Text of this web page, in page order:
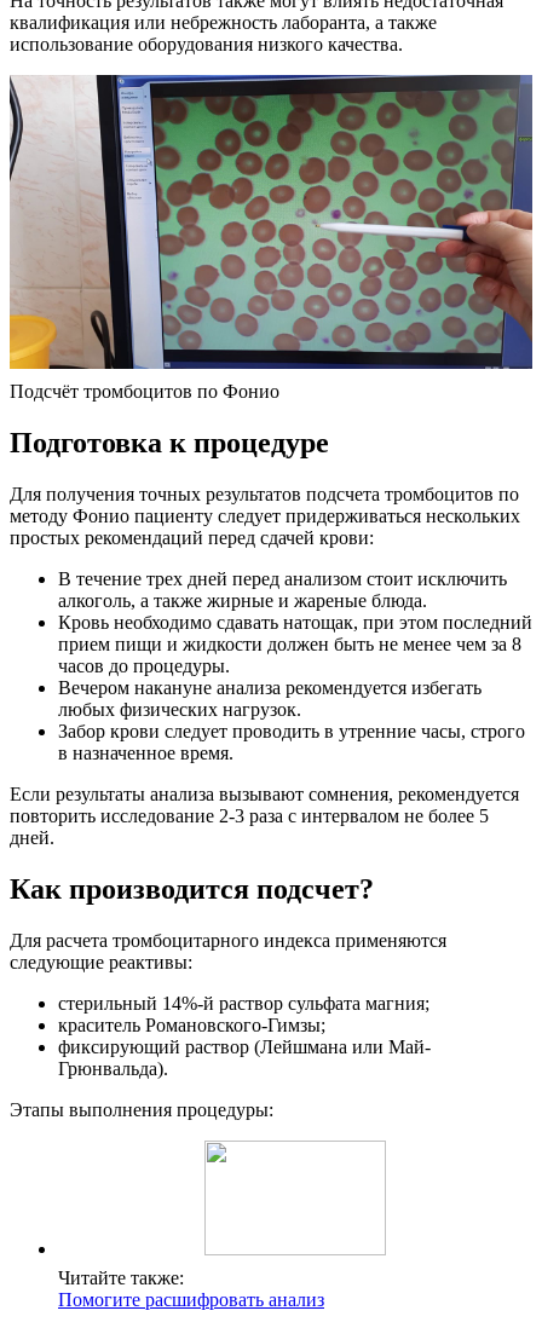
квалификация или небрежность лаборанта, а также
использование оборудования низкого качества.
Подсчёт тромбоцитов по Фонио
Подготовка к процедуре
Для получения точных результатов подсчета тромбоцитов по
методу Фонио пациенту следует придерживаться нескольких
простых рекомендаций перед сдачей крови:
В течение трех дней перед анализом стоит исключить
алкоголь, а также жирные и жареные блюда.
Кровь необходимо сдавать натощак, при этом последний
прием пищи и жидкости должен быть не менее чем за 8
часов до процедуры.
Вечером накануне анализа рекомендуется избегать
любых физических нагрузок.
Забор крови следует проводить в утренние часы, строго
в назначенное время.
Если результаты анализа вызывают сомнения, рекомендуется
повторить исследование 2-3 раза с интервалом не более 5
дней.
Как производится подсчет?
Для расчета тромбоцитарного индекса применяются
следующие реактивы:
стерильный 14%-й раствор сульфата магния;
краситель Романовского-Гимзы;
фиксирующий раствор (Лейшмана или Май-
Грюнвальда).
Этапы выполнения процедуры:
Читайте также:
Помогите расшифровать анализ